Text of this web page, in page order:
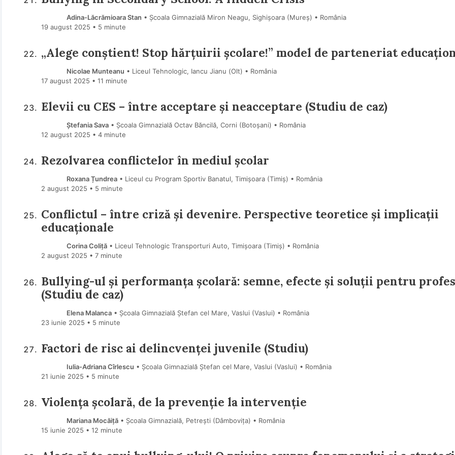
Adina-Lăcrămioara Stan • Școala Gimnazială Miron Neagu, Sighișoara (Mureş) • România
19 august 2025 • 5 minute
„Alege conştient! Stop hărțuirii şcolare!” model de parteneriat
Nicolae Munteanu • Liceul Tehnologic, Iancu Jianu (Olt) • România
17 august 2025 • 11 minute
Elevii cu CES – între acceptare și neacceptare (Studiu de caz)
Ștefania Sava• Școala Gimnazială Octav Băncilă, Corni (Botoşani) • România
12 august 2025 • 4 minute
Rezolvarea conflictelor în mediul școlar
Roxana Țundrea• Liceul cu Program Sportiv Banatul, Timișoara (Timiş) • România
2 august 2025 • 5 minute
Conflictul – între criză și devenire. Perspective teoretice și implicații
educaționale
Corina Coliță• Liceul Tehnologic Transporturi Auto, Timișoara (Timiş) • România
2 august 2025 • 7 minute
Bullying-ul și performanța școlară: semne, efecte și soluții pentru
(Studiu de caz)
Elena Malanca• Școala Gimnazială Ștefan cel Mare, Vaslui (Vaslui) • România
23 iunie 2025 • 5 minute
Factori de risc ai delincvenței juvenile (Studiu)
Iulia-Adriana Cîrlescu • Școala Gimnazială Ștefan cel Mare, Vaslui (Vaslui) • România
21 iunie 2025 • 5 minute
Violența școlară, de la prevenție la intervenție
Mariana Mocăiţă• Școala Gimnazială, Petrești (Dâmboviţa) • România
15 iunie 2025 • 12 minute